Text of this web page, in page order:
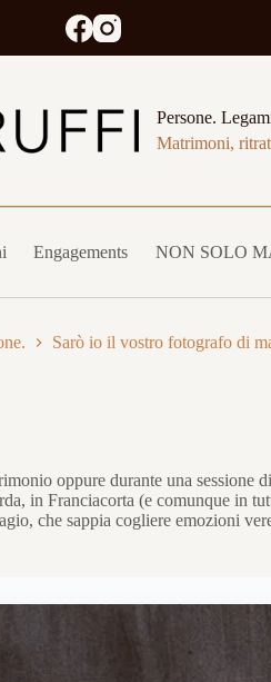
Persone.
Matrimoni,
Engagements NON SOLO
Sarò io il vostro fotografo di
oppure durante una
in Franciacorta (e comunque in
che sappia cogliere emozioni